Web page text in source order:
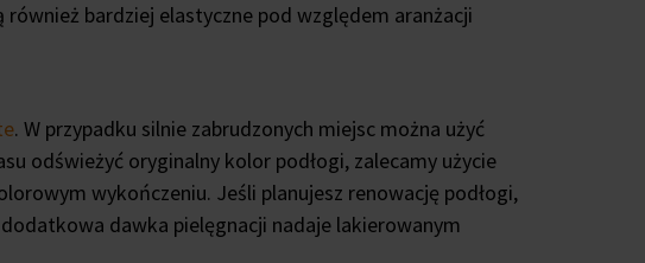
bardziej elastyczne pod względem aranżacji
. W przypadku silnie zabrudzonych miejsc można użyć
odświeżyć oryginalny kolor podłogi, zalecamy użycie
wykończeniu. Jeśli planujesz renowację podłogi,
dodatkowa dawka pielęgnacji nadaje lakierowanym